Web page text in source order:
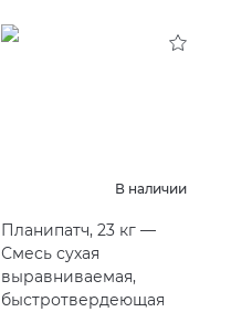
В наличии
Планипатч, 23 кг —
Смесь сухая
выравниваемая,
быстротвердеющая